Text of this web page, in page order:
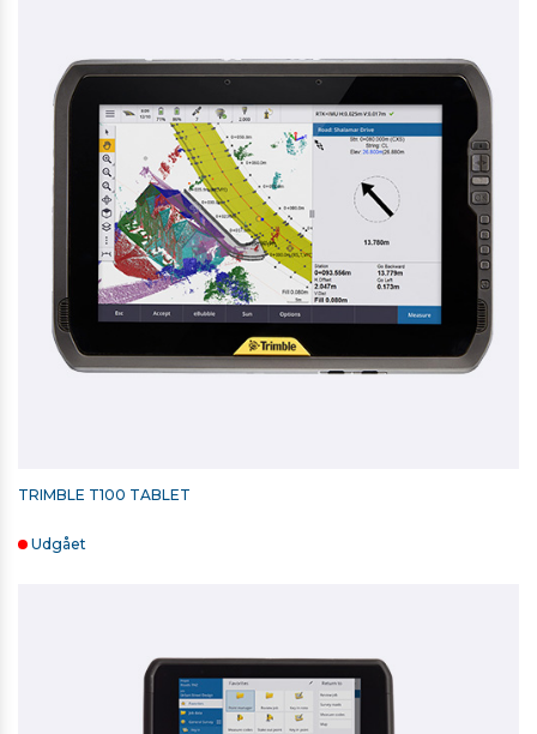
SECO TREBENET STATIV TIL TOTALSTATIONER OG
SCANNERE
4.277,00 kr. ekskl. moms
TRIMBLE T100 TABLET
Udgået